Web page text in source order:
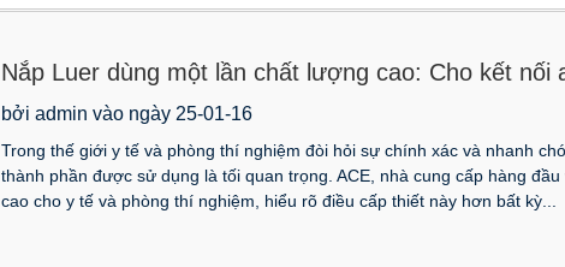
Nắp Luer dùng một lần chất lượng cao: Cho kết nối
bởi admin vào ngày 25-01-16
Trong thế giới y tế và phòng thí nghiệm đòi hỏi sự chính xác và nhanh
thành phần được sử dụng là tối quan trọng. ACE, nhà cung cấp hàng
cao cho y tế và phòng thí nghiệm, hiểu rõ điều cấp thiết này hơn bất kỳ...